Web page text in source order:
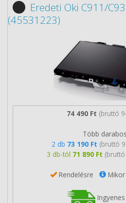
Eredeti Oki C911/
(45531223)
74 490 Ft (bruttó
Több
2 db 73 190 Ft (bruttó
3 db-tól 71 890 Ft
Rendelésre